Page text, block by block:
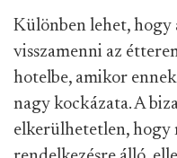
Különben lehet, hogy
visszamenni az
hotelbe, amikor
nagy kockázata. A
elkerülhetetlen, hogy